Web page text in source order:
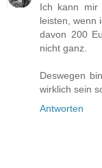
Ich kann mir
leisten, wenn
davon 200
nicht ganz.
Deswegen
wirklich sein
Antworten